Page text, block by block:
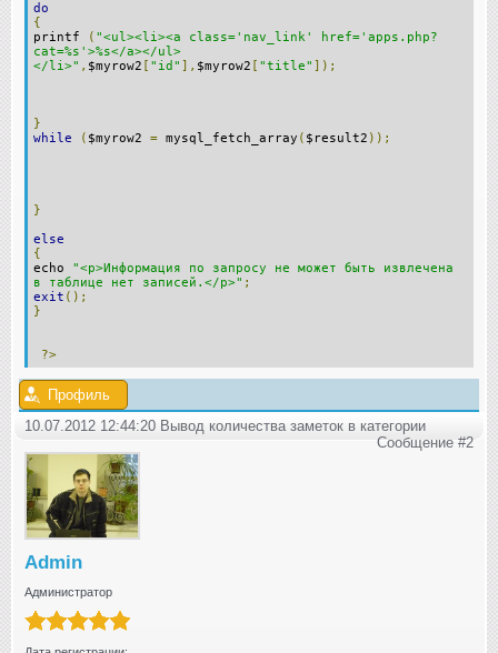
do
{
printf
( "<ul><li><a class='nav_link' href='apps.php?
cat=%s'>%s</a></ul>
</li>" , $myrow2 "id" ], $myrow2 "title" ]);
}
while
( $myrow2 = mysql_fetch_array ( $result2 ));
}
else
{
echo "<p>Информация по запросу не может быть извлечена
в таблице нет записей.</p>" ;
exit ();
}
?>
Профиль
10.07.2012 12:44:20 Вывод количества заметок в категории
Сообщение #2
Admin
Администратор